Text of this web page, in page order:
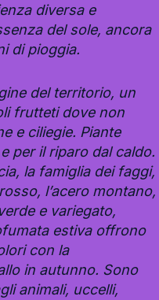
diversa e
del sole, ancora
di pioggia.
del territorio, un
frutteti dove non
e ciliegie. Piante
per il riparo dal caldo.
la famiglia dei faggi,
l’acero montano,
e variegato,
estiva offrono
con la
in autunno. Sono
animali, uccelli,